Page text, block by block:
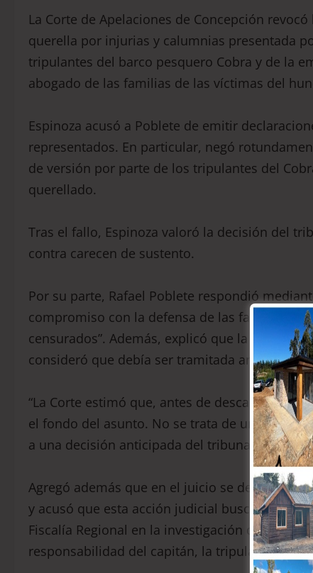
La Corte de Apelaciones de Concepción
querella por injurias y calumnias presentada
tripulantes del barco pesquero Cobra y de la
abogado de las familias de las víctimas del
Espinoza acusó a Poblete de emitir
representados. En particular, negó
de versión por parte de los tripulantes del
querellado.
Tras el fallo, Espinoza valoró la decisión del
contra carecen de sustento.
Por su parte, Rafael Poblete respondió
compromiso con la defensa de las familias
censurados”. Además, explicó que la Corte
consideró que debía ser tramitada antes de
“La Corte estimó que, antes de descartar la
el fondo del asunto. No se trata de un fallo
a una decisión anticipada del tribunal inferior”,
Agregó además que en el juicio se
y acusó que esta acción judicial busca
Fiscalía Regional en la investigación del
responsabilidad del capitán, la tripulación del